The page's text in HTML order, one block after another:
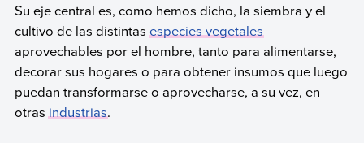
Su eje central es, como hemos dicho, la siembra y el
cultivo de las distintasespecies vegetales
aprovechables por el hombre, tanto para alimentarse,
decorar sus hogares o para obtener insumos que luego
puedan transformarse o aprovecharse, a su vez, en
otrasindustrias.